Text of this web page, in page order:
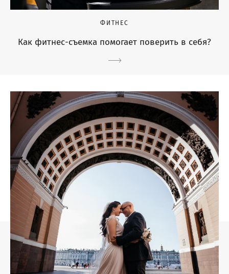
ФИТНЕС
Как фитнес-съемка помогает поверить в себя?